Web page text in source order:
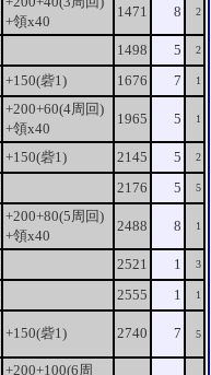
+領x40
1471 8 2
1498 5 2
+150(砦1) 1676 7 1
+200+60(4周回)
+領x40
1965 5 1
+150(砦1) 2145 5 2
2176 5 5
+200+80(5周回)
+領x40
2488 8 1
2521 1 3
2555 1 1
+150(砦1) 2740 7 5
+200+100(6周